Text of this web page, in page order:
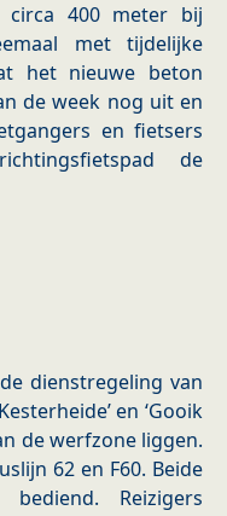
circa 400 meter bij
met tijdelijke
het nieuwe beton
de week nog uit en
en fietsers
de
dienstregeling van
en ‘Gooik
de werfzone liggen.
62 en F60. Beide
Reizigers